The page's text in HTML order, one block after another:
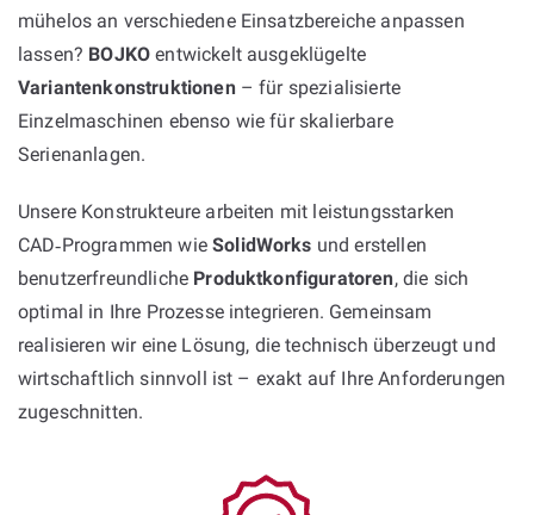
mühelos an verschiedene Einsatzbereiche anpassen
lassen? BOJKO entwickelt ausgeklügelte
Variantenkonstruktionen– für spezialisierte
Einzelmaschinen ebenso wie für skalierbare
Serienanlagen.
Unsere Konstrukteure arbeiten mit leistungsstarken
CAD‑Programmen wieSolidWorks und erstellen
benutzerfreundliche Produktkonfiguratoren, die sich
optimal in Ihre Prozesse integrieren. Gemeinsam
realisieren wir eine Lösung, die technisch überzeugt und
wirtschaftlich sinnvoll ist – exakt auf Ihre Anforderungen
zugeschnitten.